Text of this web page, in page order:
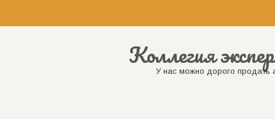
Коллегия
У нас можно дорого продать